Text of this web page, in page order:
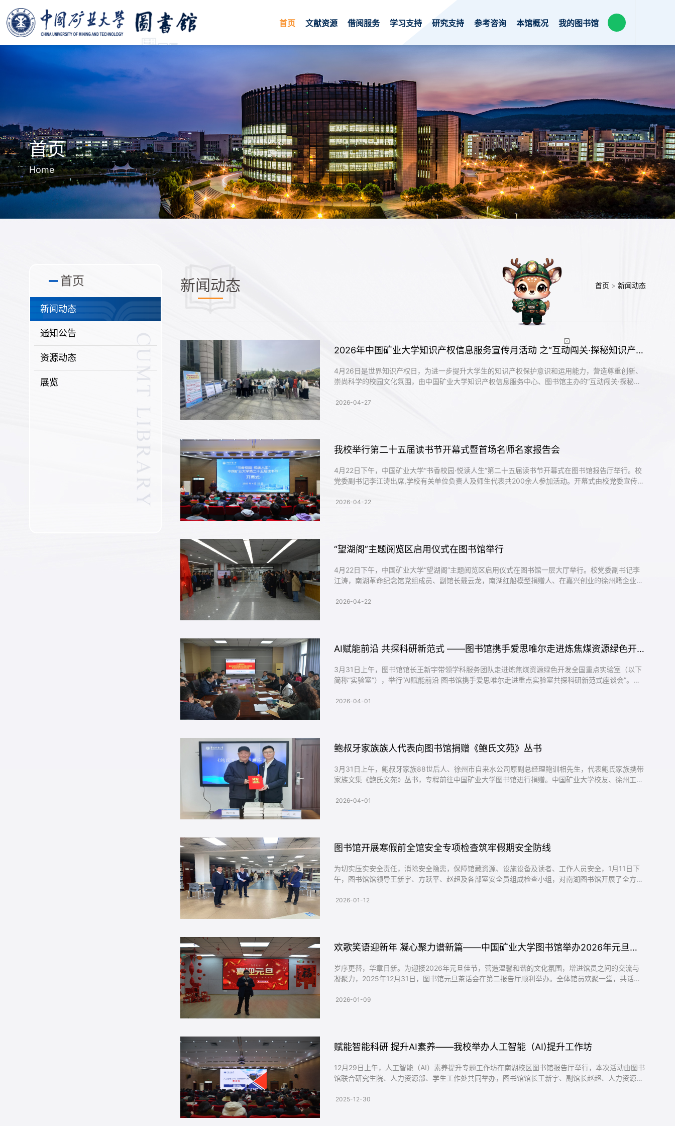
首页 文献资源 借阅服务 学习支持 研究支持 参考咨询 本馆概况 我的图书馆
首页
Home
首页
新闻动态
通知公告
资源动态
展览
新闻动态 首页 > 新闻动态
2026年中国矿业大学知识产权信息服务宣传月活动 之“互动闯关·探秘知识产权——争做创新达人”趣味主题活动顺利举行
​4月26日是世界知识产权日，为进一步提升大学生的知识产权保护意识和运用能力，营造尊重创新、
崇尚科学的校园文化氛围，由中国矿业大学知识产权信息服务中心、图书馆主办的“互动闯关·探秘知
性的方式让学生走近知识产权，感受创新魅力，营造尊重知识、崇尚创新、诚信守法的校园氛围。学
2026-04-27
我校举行第二十五届读书节开幕式暨首场名师名家报告会
4月22日下午，中国矿业大学“书香校园·悦读人生”第二十五届读书节开幕式在图书馆报告厅举行。校
党委副书记李江涛出席,学校有关单位负责人及师生代表共200余人参加活动。开幕式由校党委宣传部
读书”重要指示精神，将全民阅读国家战略与学校人才培养目标相结合的生动实践。希望全体师生把
2026-04-22
“望湖阁”主题阅览区启用仪式在图书馆举行
4月22日下午，中国矿业大学“望湖阁”主题阅览区启用仪式在图书馆一层大厅举行。校党委副书记李
江涛，南湖革命纪念馆党组成员、副馆长戴云龙，南湖红船模型捐赠人、在嘉兴创业的徐州籍企业家
宣传部、校团委、直属业务单位党总支、档案馆等单位负责人以及师生代表共同参加活动。启用仪式
2026-04-22
AI赋能前沿 共探科研新范式 ——图书馆携手爱思唯尔走进炼焦煤资源绿色开发全国重点实验室
3月31日上午，图书馆馆长王新宇带领学科服务团队走进炼焦煤资源绿色开发全国重点实验室（以下
简称“实验室”），举行“AI赋能前沿 图书馆携手爱思唯尔走进重点实验室共探科研新范式座谈会”。实
志杰博士及实验室青年教师、学生、图书馆学科馆员等三十余人参加了座谈会。王新宇指出，图书馆
2026-04-01
鲍叔牙家族族人代表向图书馆捐赠《鲍氏文苑》丛书
3月31日上午，鲍叔牙家族88世后人、徐州市自来水公司原副总经理鲍训相先生，代表鲍氏家族携带
家族文集《鲍氏文苑》丛书，专程前往中国矿业大学图书馆进行捐赠。中国矿业大学校友、徐州工程
习中心主任王静，共同参加了捐赠活动。在捐赠座谈会上，鲍训相先生介绍了鲍氏家族发展的时空脉
2026-04-01
图书馆开展寒假前全馆安全专项检查筑牢假期安全防线
为切实压实安全责任，消除安全隐患，保障馆藏资源、设施设备及读者、工作人员安全，1月11日下
午，图书馆馆领导王新宇、方跃平、赵超及各部室安全员组成检查小组，对南湖图书馆开展了全方位
组深入流通阅览区、电子阅览室、机房、消防控制室等重点部位，以及各部室工作人员办公场所，细
2026-01-12
欢歌笑语迎新年 凝心聚力谱新篇——中国矿业大学图书馆举办2026年元旦茶话会
岁序更替，华章日新。为迎接2026年元旦佳节，营造温馨和谐的文化氛围，增进馆员之间的交流与
凝聚力，2025年12月31日，图书馆元旦茶话会在第二报告厅顺利举办。全体馆员欢聚一堂，共话过
领导班子向全体馆员致以诚挚的新年祝福，对大家在2025年的辛勤付出与卓越贡献表示衷心的感
2026-01-09
赋能智能科研 提升AI素养——我校举办人工智能（AI)提升工作坊
12月29日上午，人工智能（AI）素养提升专题工作坊在南湖校区图书馆报告厅举行，本次活动由图书
馆联合研究生院、人力资源部、学生工作处共同举办，图书馆馆长王新宇、副馆长赵超、人力资源部
客户成功顾问张志杰、科睿唯安学术研究事业部解决方案专家杨书涵和我校师生约260人参加了活
2025-12-30